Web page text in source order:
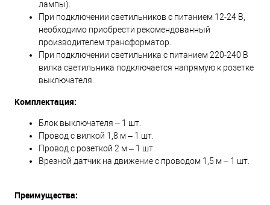
лампы).
При подключении светильников с питанием 12-24 В,
необходимо приобрести рекомендованный
производителем трансформатор.
При подключении светильника с питанием 220-240 В
вилка светильника подключается напрямую к розетке
выключателя.
Комплектация:
Блок выключателя – 1 шт.
Провод с вилкой 1,8 м – 1 шт.
Провод с розеткой 2 м – 1 шт.
Врезной датчик на движение с проводом 1,5 м – 1 шт.
Преимущества: